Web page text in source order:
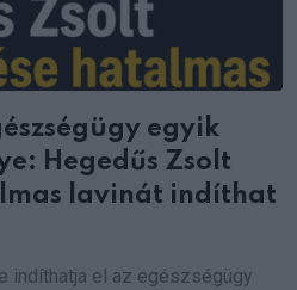
egyik
Hegedűs Zsolt
lavinát indíthat
indíthatja el az egészségügy